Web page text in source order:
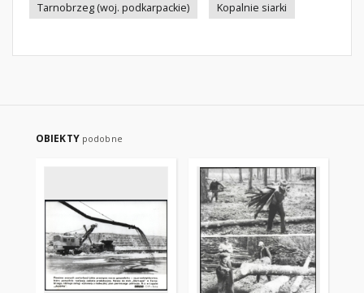
Tarnobrzeg (woj. podkarpackie)
Kopalnie siarki
OBIEKTY podobne